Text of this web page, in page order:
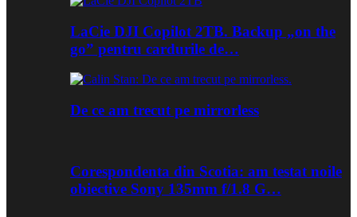
LaCie DJI Copilot 2TB. Backup „on the
go” pentru cardurile de…
De ce am trecut pe mirrorless
Corespondenta din Scotia: am testat noile
obiective Sony 135mm f/1.8 G…